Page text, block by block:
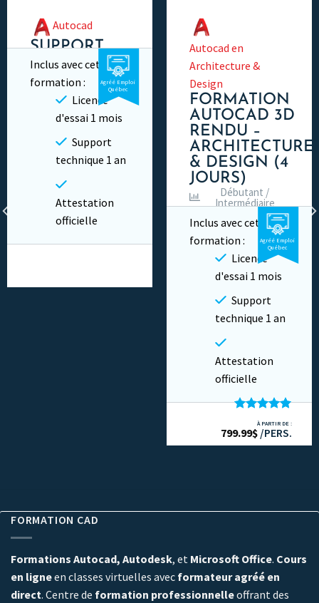
Autocad
SUPPORT
TECHNIQUE
AUTOCAD
Inclus avec cette
formation :
Licence
d'essai 1 mois
Support
technique 1 an
Attestation
officielle
Agréé Emploi
Québec
Autocad en
Architecture &
Design
FORMATION
AUTOCAD 3D
RENDU –
ARCHITECTURE
& DESIGN (4
JOURS)
Débutant /
Intermédiaire
26 heures
Inclus avec cette
formation :
Licence
d'essai 1 mois
Support
technique 1 an
Attestation
officielle
Agréé Emploi
Québec
Note5.00
sur 5
À PARTIR DE :
799.99$ /PERS.
FORMATION CAD
Formations Autocad, Autodesk, et Microsoft Office. Cours
en ligneen classes virtuelles avec formateur agréé en
direct. Centre de formation professionnelleoffrant des